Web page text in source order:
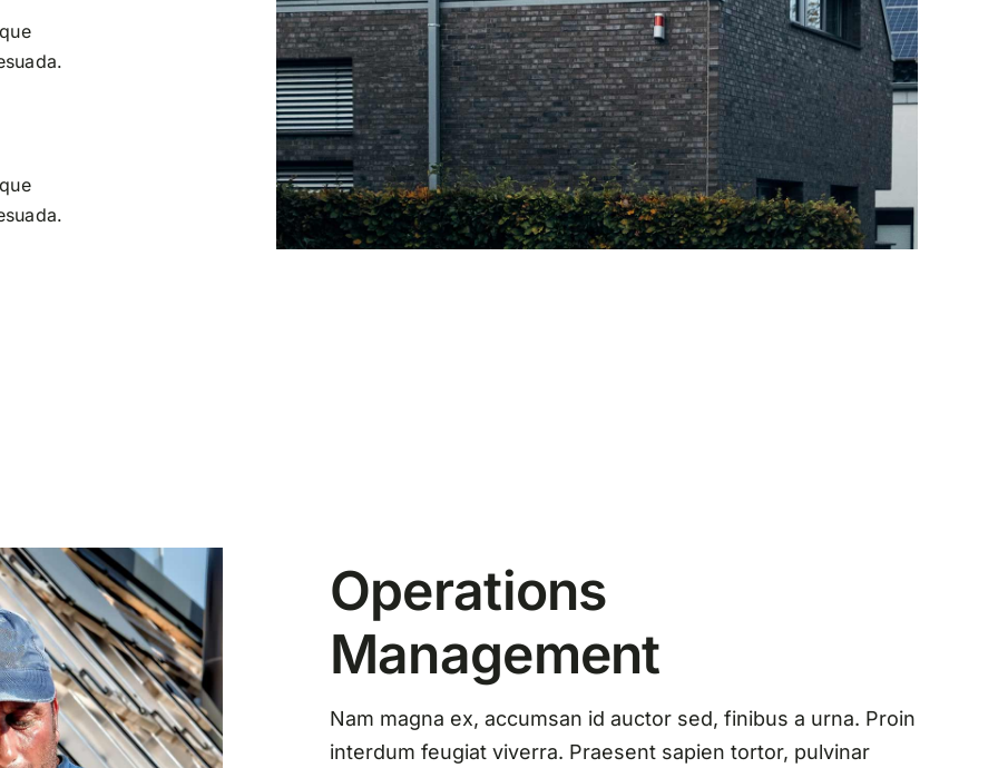
Operations
Management
Nam magna ex, accumsan id auctor sed, finibus a urna. Proin
interdum feugiat viverra. Praesent sapien tortor, pulvinar